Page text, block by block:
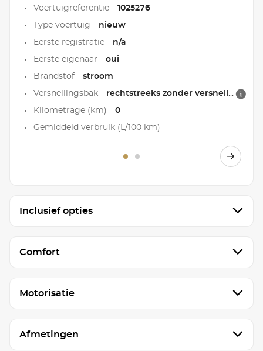
Voertuigreferentie 1025276
Type voertuig nieuw
Eerste registratie n/a
Eerste eigenaar oui
Brandstof stroom
Versnellingsbak rechtstreeks zonder versnellingsbak
Kilometrage (km) 0
Gemiddeld verbruik (L/100 km)
Inclusief opties
Comfort
Motorisatie
Afmetingen